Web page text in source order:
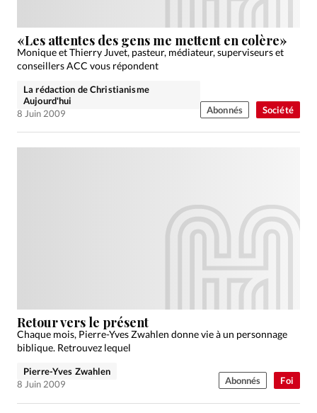
Société
«Les attentes des gens me mettent en colère»
Monique et Thierry Juvet, pasteur, médiateur, superviseurs et
conseillers ACC vous répondent
La rédaction de Christianisme
Aujourd'hui
8 Juin 2009
Abonnés
Foi
Retour vers le présent
Chaque mois, Pierre-Yves Zwahlen donne vie à un personnage
biblique. Retrouvez lequel
Pierre-Yves Zwahlen
8 Juin 2009
Abonnés